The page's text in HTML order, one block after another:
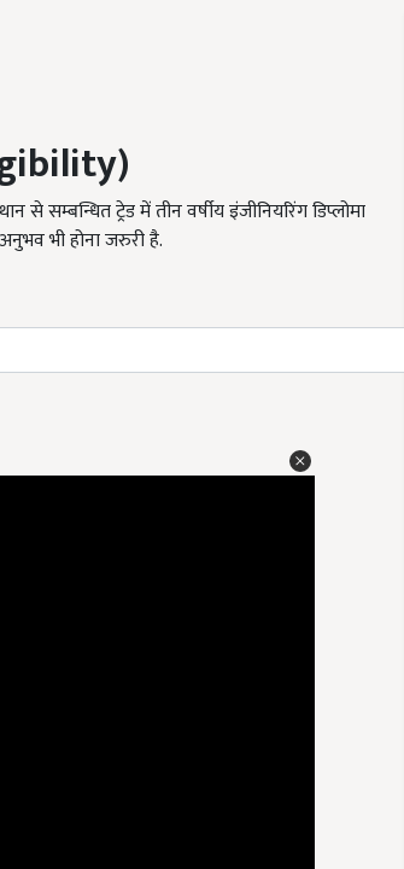
सम्बन्धित ट्रेड में तीन वर्षीय इंजीनियरिंग डिप्लोमा
भी होना जरुरी है.
वर्गों के उम्मीदवारों को आयु सीमा में छूट दी